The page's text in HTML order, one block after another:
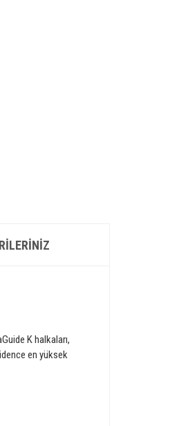
K halkaları,
en yüksek